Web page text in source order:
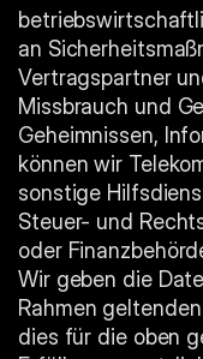
an
Vertragspartner
Missbrauch und
Geheimnissen,
können wir
sonstige
Steuer- und
oder
Wir geben die
Rahmen
dies für die oben